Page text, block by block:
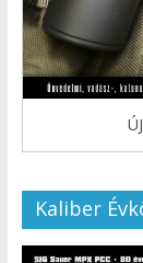
Kaliber